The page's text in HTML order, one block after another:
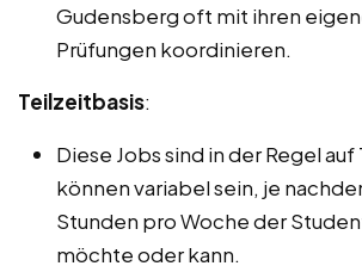
Gudensberg oft mit ihren
Prüfungen koordinieren.
Teilzeitbasis:
Diese Jobs sind in der Regel
können variabel sein, je
Stunden pro Woche der
möchte oder kann.